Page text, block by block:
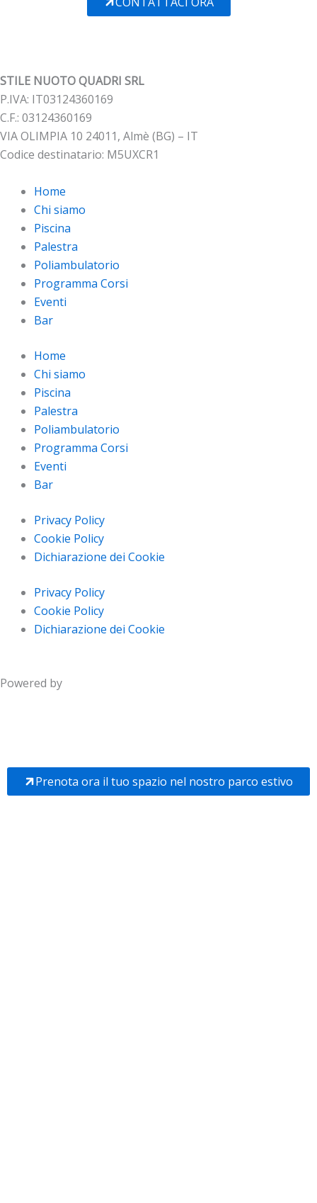
STILE NUOTO QUADRI SRL
P.IVA: IT03124360169
C.F.: 03124360169
VIA OLIMPIA 10 24011, Almè (BG) – IT
Codice destinatario: M5UXCR1
Home
Chi siamo
Piscina
Palestra
Poliambulatorio
Programma Corsi
Eventi
Bar
Home
Chi siamo
Piscina
Palestra
Poliambulatorio
Programma Corsi
Eventi
Bar
Privacy Policy
Cookie Policy
Dichiarazione dei Cookie
Privacy Policy
Cookie Policy
Dichiarazione dei Cookie
Powered by
Prenota ora il tuo spazio nel nostro parco estivo